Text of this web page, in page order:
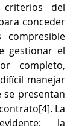
del
conceder
compresible
gestionar el
completo,
manejar
se presentan
La
la